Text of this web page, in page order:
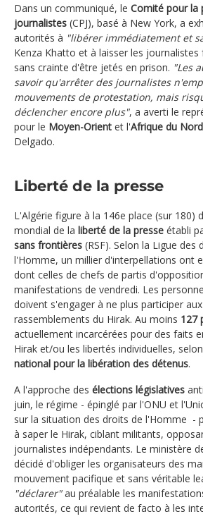
Dans un communiqué, le Comité pour la
journalistes (CPJ), basé à New York, a
autorités à "libérer immédiatement et
Kenza Khatto et à laisser les journalistes
sans crainte d'être jetés en prison. "Les
savoir qu'arrêter des journalistes
mouvements de protestation, mais
déclencher encore plus", a averti le
pour le Moyen-Orient et l'Afrique du Nord
Delgado.
Liberté de la presse
L'Algérie figure à la 146e place (sur 180)
mondial de la liberté de la presse établi
sans frontières (RSF). Selon la Ligue des
l'Homme, un millier d'interpellations ont
dont celles de chefs de partis
manifestations de vendredi. Les
doivent s'engager à ne plus participer aux
rassemblements du Hirak. Au moins 127
actuellement incarcérées pour des faits
Hirak et/ou les libertés individuelles,
national pour la libération des détenus.
A l'approche des élections législatives
juin, le régime - épinglé par l'ONU et
sur la situation des droits de l'Homme -
à saper le Hirak, ciblant militants,
journalistes indépendants. Le ministère
décidé d'obliger les organisateurs des
mouvement pacifique et sans véritable
"déclarer"au préalable les
autorités, ce qui revient de facto à les